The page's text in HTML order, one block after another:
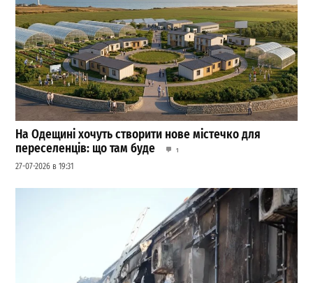
На Одещині хочуть створити нове містечко для
переселенців: що там буде
1
27-07-2026 в 19:31